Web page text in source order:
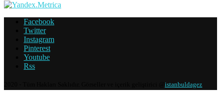
Facebook
Twitter
Instagram
Pinterest
Youtube
Rss
istanbuldagez